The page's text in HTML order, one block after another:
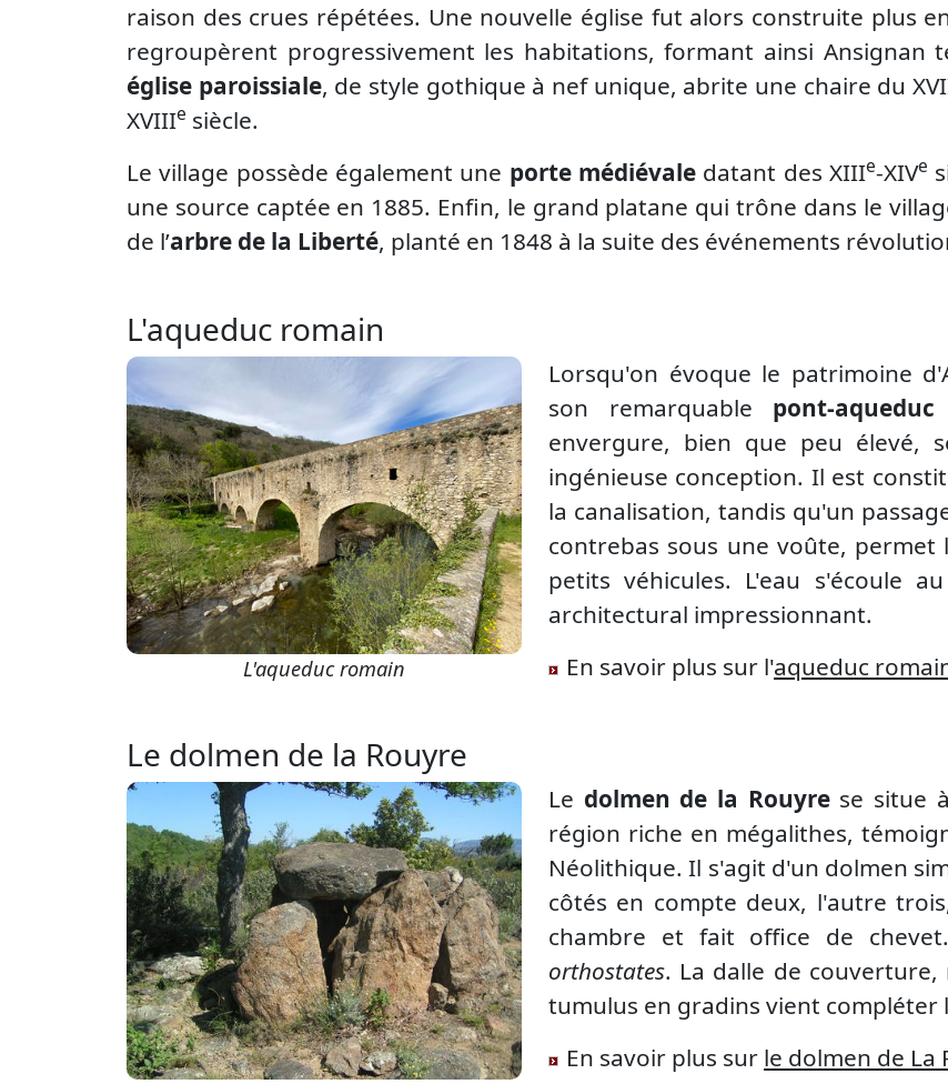
raison des crues répétées. Une nouvelle église fut alors construite plus
regroupèrent progressivement les habitations, formant ainsi Ansignan
église paroissiale, de style gothique à nef unique, abrite une chaire du
XVIIIe siècle.
Le village possède également une porte médiévaledatant des XIIIe-XIVe
une source captée en 1885. Enfin, le grand platane qui trône dans le
de l’arbre de la Liberté, planté en 1848 à la suite des événements
L'aqueduc romain
L'aqueduc romain
Lorsqu'on évoque le patrimoine
son remarquable pont-
envergure, bien que peu élevé,
ingénieuse conception. Il est
la canalisation, tandis qu'un
contrebas sous une voûte,
petits véhicules. L'eau s'écoule
architectural impressionnant.
En savoir plus sur l'aqueduc
Le dolmen de la Rouyre
Le dolmen de la Rouyrese situe
région riche en mégalithes,
Néolithique. Il s'agit d'un dolmen
côtés en compte deux, l'autre
chambre et fait office de
orthostates. La dalle de couverture,
tumulus en gradins vient compléter
En savoir plus sur le dolmen de La